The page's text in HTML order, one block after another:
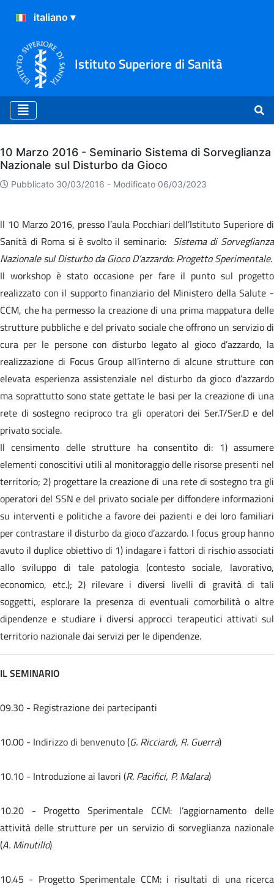
Istituto Superiore di Sanità
Archivio
10 Marzo 2016 - Seminario Sistema di Sorveglianza
Nazionale sul Disturbo da Gioco
Pubblicato 30/03/2016 - Modificato 06/03/2023
ll 10 Marzo 2016, presso l’aula Pocchiari dell’Istituto Superiore di
Sanità di Roma si è svolto il seminario: Sistema di Sorveglianza
Nazionale sul Disturbo da Gioco D’azzardo: Progetto Sperimentale.
Il workshop è stato occasione per fare il punto sul progetto
realizzato con il supporto finanziario del Ministero della Salute -
CCM, che ha permesso la creazione di una prima mappatura delle
strutture pubbliche e del privato sociale che offrono un servizio di
cura per le persone con disturbo legato al gioco d’azzardo, la
realizzazione di Focus Group all’interno di alcune strutture con
elevata esperienza assistenziale nel disturbo da gioco d’azzardo
ma soprattutto sono state gettate le basi per la creazione di una
rete di sostegno reciproco tra gli operatori dei Ser.T/Ser.D e del
privato sociale.
Il censimento delle strutture ha consentito di: 1) assumere
elementi conoscitivi utili al monitoraggio delle risorse presenti nel
territorio; 2) progettare la creazione di una rete di sostegno tra gli
operatori del SSN e del privato sociale per diffondere informazioni
su interventi e politiche a favore dei pazienti e dei loro familiari
per contrastare il disturbo da gioco d’azzardo. I focus group hanno
avuto il duplice obiettivo di 1) indagare i fattori di rischio associati
allo sviluppo di tale patologia (contesto sociale, lavorativo,
economico, etc.); 2) rilevare i diversi livelli di gravità di tali
soggetti, esplorare la presenza di eventuali comorbilità o altre
dipendenze e studiare i diversi approcci terapeutici attivati sul
territorio nazionale dai servizi per le dipendenze.
IL SEMINARIO
09.30 - Registrazione dei partecipanti
10.00 - Indirizzo di benvenuto (G. Ricciardi, R. Guerra)
10.10 - Introduzione ai lavori (R. Pacifici, P. Malara)
10.20 - Progetto Sperimentale CCM: l’aggiornamento delle
attività delle strutture per un servizio di sorveglianza nazionale
(A. Minutillo)
10.45 - Progetto Sperimentale CCM: i risultati di una ricerca